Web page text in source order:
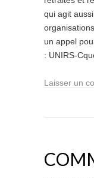
qui agit
un appel
: UNIRS-
Laisser un